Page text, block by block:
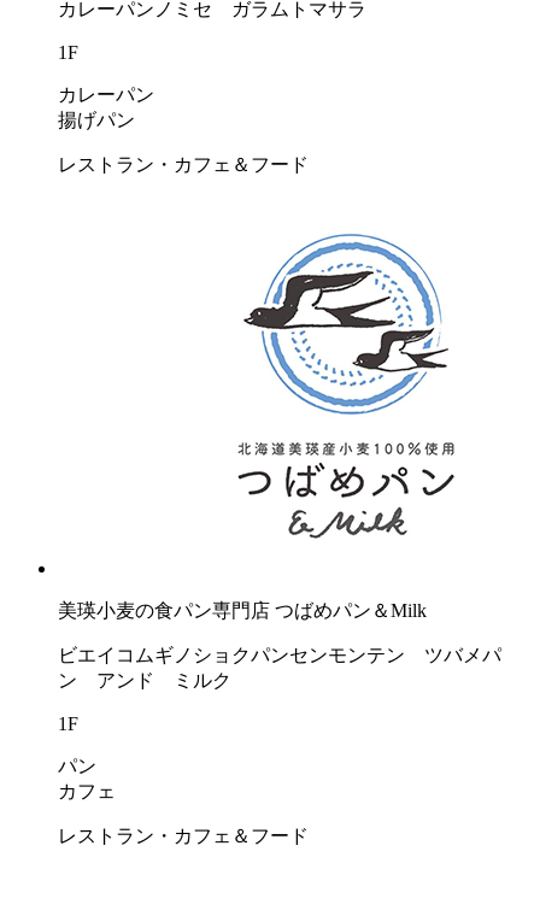
カレーパンノミセ ガラムトマサラ
1F
カレーパン
揚げパン
レストラン・カフェ＆フード
美瑛小麦の食パン専門店 つばめパン＆Milk
ビエイコムギノショクパンセンモンテン ツバメパ
ン アンド ミルク
1F
パン
カフェ
レストラン・カフェ＆フード